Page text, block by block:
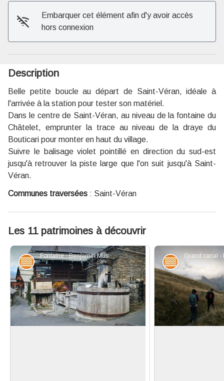
Embarquer cet élément afin d'y avoir accès
hors connexion
Description
Belle petite boucle au départ de Saint-Véran, idéale à
l'arrivée à la station pour tester son matériel.
Dans le centre de Saint-Véran, au niveau de la fontaine du
Châtelet, emprunter la trace au niveau de la draye du
Bouticari pour monter en haut du village.
Suivre le balisage violet pointillé en direction du sud-est
jusqu'à retrouver la piste large que l'on suit jusqu'à Saint-
Véran.
Communes traversées : Saint-Véran
Les 11 patrimoines à découvrir
Fontaine - Benjamin Musella - PNR Queyras
Eaux et rivières Eaux et